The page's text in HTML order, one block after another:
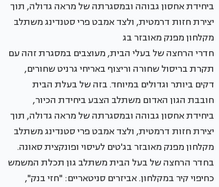
חדרי הרחצה של בעלי הבית, מעוצבים במסגרת זהה עם
תקרת בריסול שחורה וריצוף באריחי גרניט שחורים,
דקים ביותר וגדולים במיוחד. בזה של בעלת הבית
חובבת הגון האדום משתלב הצבע ביחידת הכיור,
ביחידת אחסון גבוהה ובמסגרתה של מראה גדולה, תוך
יצירת חזות דרמטית, ולצד אמבט פרי סטנדינג משתלב
מקלחון מפנק מאובזר בג'טים לעיסוי ופונקצית סאונה.
בחדר הרחצה של בעל הבית משתלב גון תכלת המשמש
כחיפוי קיר במקלחון. אביזרים סניטאריים: "חזי בנק",